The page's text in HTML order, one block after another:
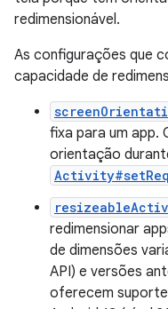
redimensionável.
As configurações que
capacidade de
fixa para um app.
orientação
redimensionar
de dimensões
API) e versões
oferecem